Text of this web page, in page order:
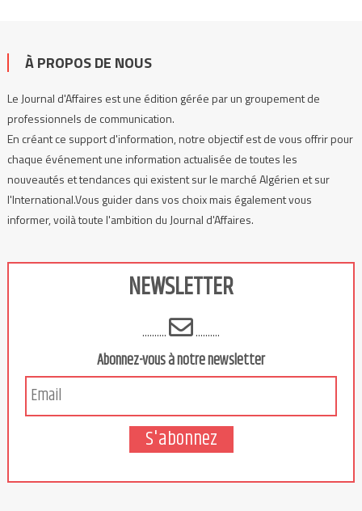
À PROPOS DE NOUS
Le Journal d'Affaires est une édition gérée par un groupement de
professionnels de communication.
En créant ce support d'information, notre objectif est de vous offrir pour
chaque événement une information actualisée de toutes les
nouveautés et tendances qui existent sur le marché Algérien et sur
l'International.Vous guider dans vos choix mais également vous
informer, voilà toute l'ambition du Journal d'Affaires.
NEWSLETTER
.......... ..........
Abonnez-vous à notre newsletter
S'abonnez